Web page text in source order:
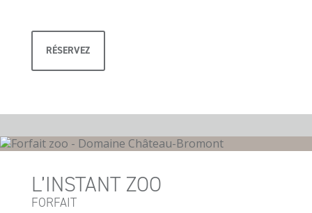
RÉSERVEZ
L’INSTANT ZOO
FORFAIT